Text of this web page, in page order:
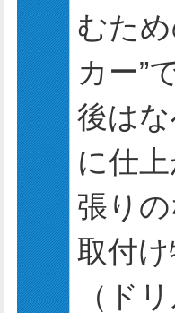
むた
カー”
後は
に仕
張り
取付
（ド